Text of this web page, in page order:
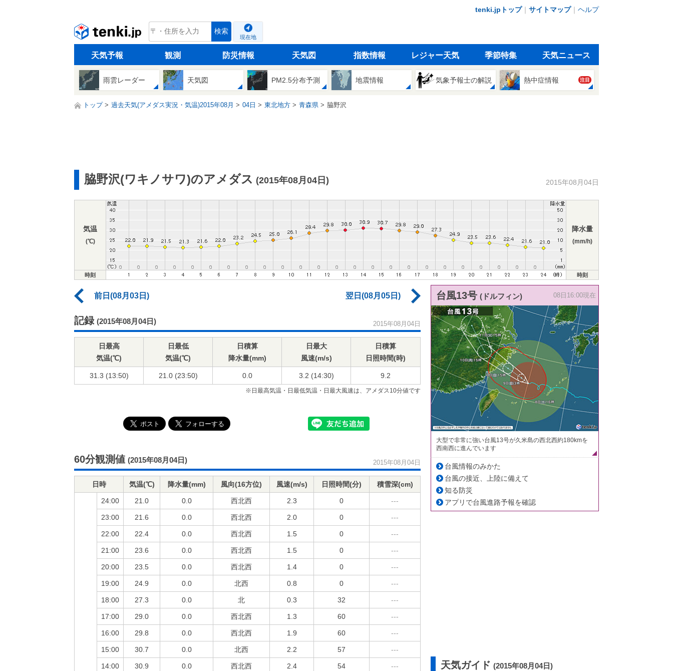
tenki.jpトップ｜ サイトマップ｜ ヘルプ
tenki.jp 検索
現在地
天気予報 観測 防災情報 天気図 指数情報 レジャー天気 季節特集 天気ニュース
雨雲レーダー 天気図 PM2.5分布予測 地震情報 気象予報士の解説 熱中症情報 注目
トップ 過去天気(アメダス実況・気温)2015年08月 04日 東北地方 青森県 脇野沢
脇野沢(ワキノサワ)のアメダス (2015年08月04日) 2015年08月04日
気温
(℃)
降水量
(mm/h)
時刻 時刻
前日(08月03日) 翌日(08月05日)
記録 (2015年08月04日) 2015年08月04日
日最高
気温(℃)
日最低
気温(℃)
日積算
降水量(mm)
日最大
風速(m/s)
日積算
日照時間(時)
31.3 (13:50) 21.0 (23:50) 0.0 3.2 (14:30) 9.2
※日最高気温・日最低気温・日最大風速は、アメダス10分値です
60分観測値 (2015年08月04日) 2015年08月04日
日時 気温(℃) 降水量(mm) 風向(16方位) 風速(m/s) 日照時間(分) 積雪深(cm)
24:00 21.0 0.0 西北西 2.3 0 ---
23:00 21.6 0.0 西北西 2.0 0 ---
22:00 22.4 0.0 西北西 1.5 0 ---
21:00 23.6 0.0 西北西 1.5 0 ---
20:00 23.5 0.0 西北西 1.4 0 ---
19:00 24.9 0.0 北西 0.8 0 ---
18:00 27.3 0.0 北 0.3 32 ---
17:00 29.0 0.0 西北西 1.3 60 ---
16:00 29.8 0.0 西北西 1.9 60 ---
15:00 30.7 0.0 北西 2.2 57 ---
14:00 30.9 0.0 西北西 2.4 54 ---
台風13号 (ドルフィン) 08日16:00現在
大型で非常に強い台風13号が久米島の西北西約180kmを
西南西に進んでいます
台風情報のみかた
台風の接近、上陸に備えて
知る防災
アプリで台風進路予報を確認
天気ガイド (2015年08月04日)